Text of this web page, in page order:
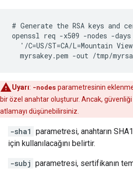
# Generate the RSA keys and
openssl req -x509 -nodes -
'/C=US/ST=CA/L=Mountain
myrsakey.pem -out /tmp/
Uyarı: -nodes parametresinin
bir özel anahtar oluşturur. Ancak,
atlamayı düşünebilirsiniz.
-sha1 parametresi, anahtarın
için kullanılacağını belirtir.
-subj parametresi, sertifikanın